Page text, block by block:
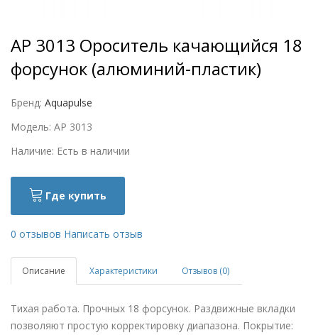
AP 3013 Ороситель качающийся 18
форсунок (алюминий-пластик)
Бренд: Aquapulse
Модель: AP 3013
Наличие: Есть в наличии
Где купить
0 отзывов Написать отзыв
Описание Характеристики Отзывов (0)
Тихая работа. Прочных 18 форсунок. Раздвижные вкладки
позволяют простую корректировку диапазона. Покрытие: